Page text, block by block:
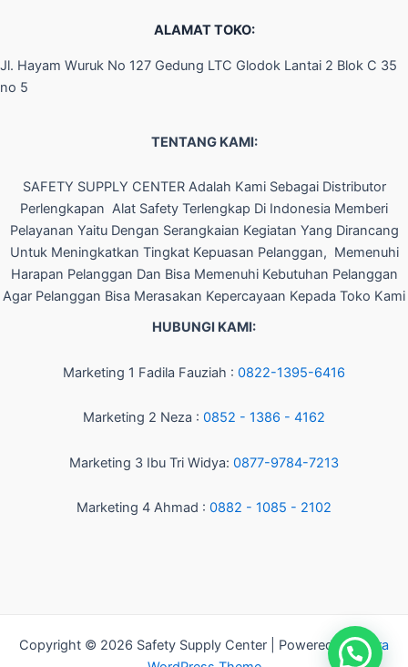
ALAMAT TOKO:
Jl. Hayam Wuruk No 127 Gedung LTC Glodok Lantai 2 Blok C 35
no 5
TENTANG KAMI:
SAFETY SUPPLY CENTER Adalah Kami Sebagai Distributor
Perlengkapan Alat Safety Terlengkap Di Indonesia Memberi
Pelayanan Yaitu Dengan Serangkaian Kegiatan Yang Dirancang
Untuk Meningkatkan Tingkat Kepuasan Pelanggan, Memenuhi
Harapan Pelanggan Dan Bisa Memenuhi Kebutuhan Pelanggan
Agar Pelanggan Bisa Merasakan Kepercayaan Kepada Toko Kami
HUBUNGI KAMI:
Marketing 1 Fadila Fauziah : 0822-1395-6416
Marketing 2 Neza : 0852 - 1386 - 4162
Marketing 3 Ibu Tri Widya: 0877-9784-7213
Marketing 4 Ahmad : 0882 - 1085 - 2102
Copyright © 2026 Safety Supply Center | Powered byAstra